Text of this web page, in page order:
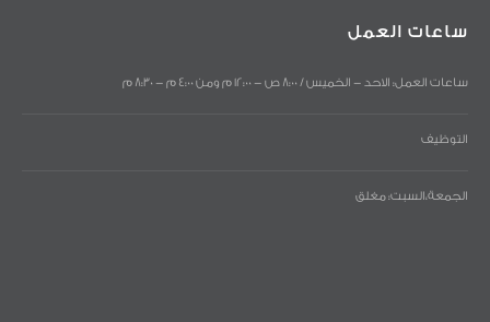
ساعات العمل
ساعات العمل: الاحد - الخميس / 8:00 ص - 12:00 م ومن 4:00 م - 8:30 م
التوظيف
الجمعة،السبت: مغلق